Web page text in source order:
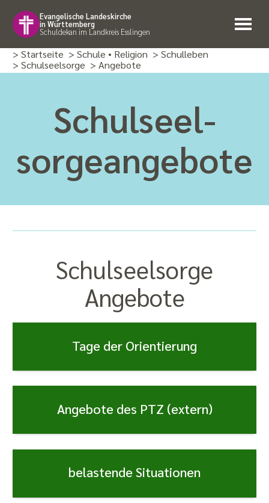
Evangelische Landeskirche
in Württemberg
Schuldekan im Landkreis Esslingen
> Startseite > Schule • Religion > Schulleben
> Schulseelsorge > Angebote
Schulseel­
sorge­angebote
Schulseel­sorge
Angebote
Tage der Orientierung
Angebote des PTZ (extern)
belastende Situationen